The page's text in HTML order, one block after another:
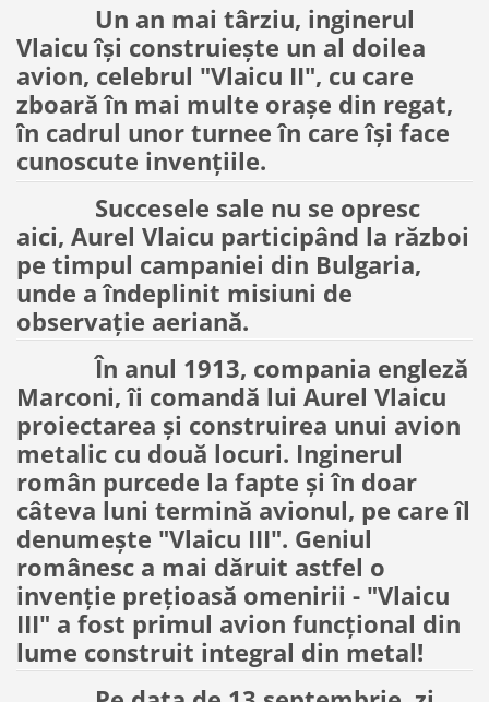
Un an mai târziu, inginerul
Vlaicu își construiește un al doilea
avion, celebrul "Vlaicu II", cu care
zboară în mai multe orașe din regat,
în cadrul unor turnee în care își face
cunoscute invențiile.
Succesele sale nu se opresc
aici, Aurel Vlaicu participând la război
pe timpul campaniei din Bulgaria,
unde a îndeplinit misiuni de
observație aeriană.
În anul 1913, compania engleză
Marconi, îi comandă lui Aurel Vlaicu
proiectarea și construirea unui avion
metalic cu două locuri. Inginerul
român purcede la fapte și în doar
câteva luni termină avionul, pe care îl
denumește "Vlaicu III". Geniul
românesc a mai dăruit astfel o
invenție prețioasă omenirii - "Vlaicu
III" a fost primul avion funcțional din
lume construit integral din metal!